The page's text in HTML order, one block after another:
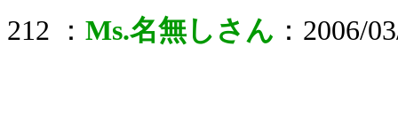
212 ： Ms.名無しさん ：2006/